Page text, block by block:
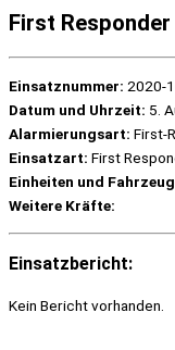
First
Einsatznummer: 2020-
Datum und Uhrzeit: 5.
Alarmierungsart: First-
Einsatzart: First
Einheiten und
Weitere Kräfte:
Einsatzbericht:
Kein Bericht vorhanden.